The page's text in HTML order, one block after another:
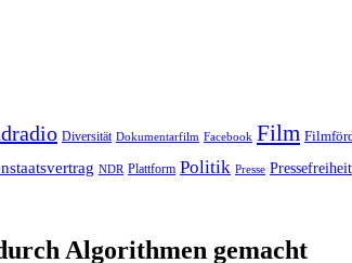
Diversität Dokumentarfilm Facebook Film
NDR Plattform Politik Presse Pressefreiheit
Algorithmen gemacht